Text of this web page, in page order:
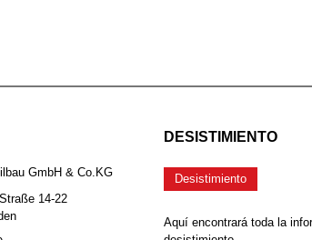
GmbH & Co.KG
14-22
DESISTIMIENTO
Desistimiento
Aquí encontrará toda la